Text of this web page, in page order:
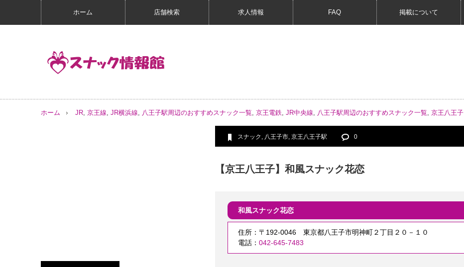
ホーム 店舗検索 求人情報 FAQ 掲載について
ホーム JR, 京王線, JR横浜線, 八王子駅周辺のおすすめスナック一覧, 京王電鉄, JR中央線, 八王子駅周辺のおすすめスナック一覧, 京王八王子
スナック , 八王子市, 京王八王子駅 0
【京王八王子】和風スナック花恋
和風スナック花恋
住所：〒192-0046 東京都八王子市明神町２丁目２０－１０
電話： 042-645-7483